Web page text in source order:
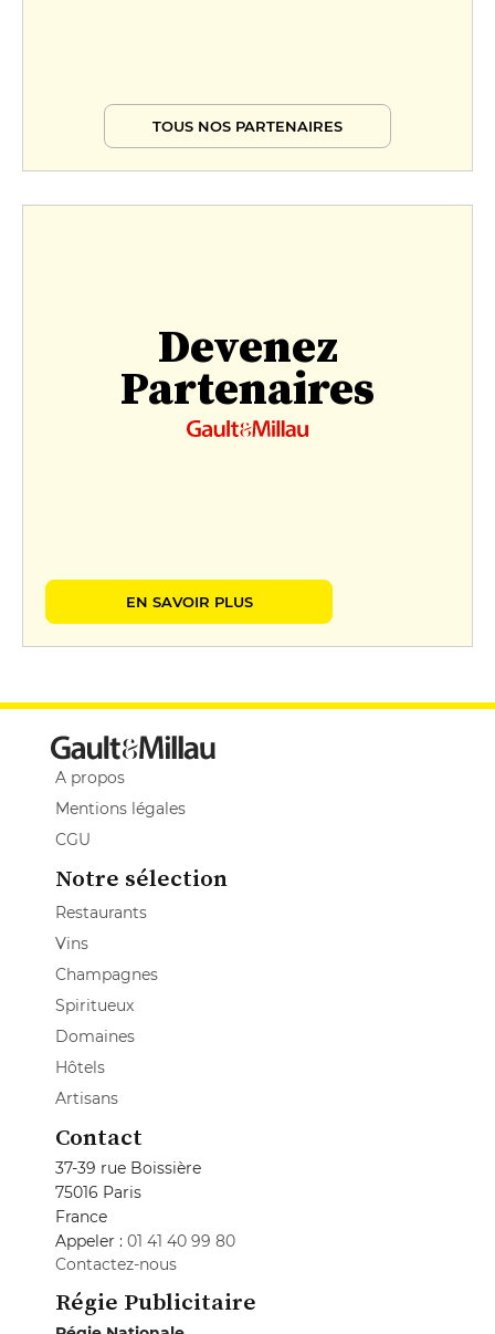
TOUS NOS PARTENAIRES
Devenez
Partenaires
EN SAVOIR PLUS
A propos
Mentions légales
CGU
Notre sélection
Restaurants
Vins
Champagnes
Spiritueux
Domaines
Hôtels
Artisans
Contact
37-39 rue Boissière
75016 Paris
France
Appeler : 01 41 40 99 80
Contactez-nous
Régie Publicitaire